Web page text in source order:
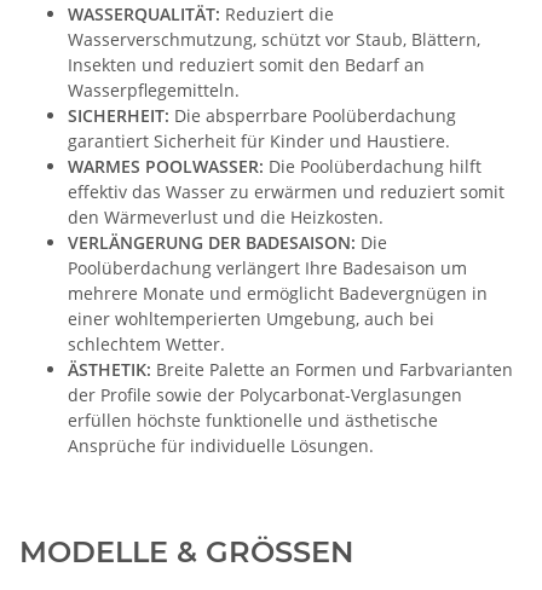
WASSERQUALITÄT: Reduziert die
Wasserverschmutzung, schützt vor Staub, Blättern,
Insekten und reduziert somit den Bedarf an
Wasserpflegemitteln.
SICHERHEIT: Die absperrbare Poolüberdachung
garantiert Sicherheit für Kinder und Haustiere.
WARMES POOLWASSER: Die Poolüberdachung hilft
effektiv das Wasser zu erwärmen und reduziert somit
den Wärmeverlust und die Heizkosten.
VERLÄNGERUNG DER BADESAISON: Die
Poolüberdachung verlängert Ihre Badesaison um
mehrere Monate und ermöglicht Badevergnügen in
einer wohltemperierten Umgebung, auch bei
schlechtem Wetter.
ÄSTHETIK: Breite Palette an Formen und Farbvarianten
der Profile sowie der Polycarbonat-Verglasungen
erfüllen höchste funktionelle und ästhetische
Ansprüche für individuelle Lösungen.
MODELLE & GRÖSSEN